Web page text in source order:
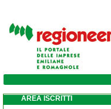
tessuti-non-
AREA ISCRITTI